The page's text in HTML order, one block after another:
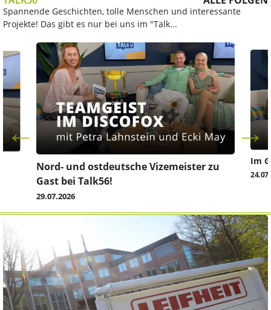
Spannende Geschichten, tolle Menschen und interessante
Projekte! Das gibt es nur bei uns im "Talk...
Nord- und ostdeutsche Vizemeister zu
Gast bei Talk56!
29.07.2026
Im